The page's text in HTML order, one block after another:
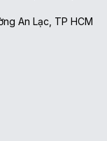
An Lạc, TP HCM